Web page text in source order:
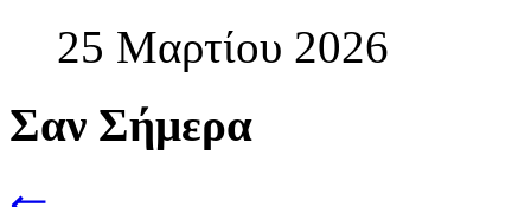
25 Μαρτίου 2026
Σαν Σήμερα